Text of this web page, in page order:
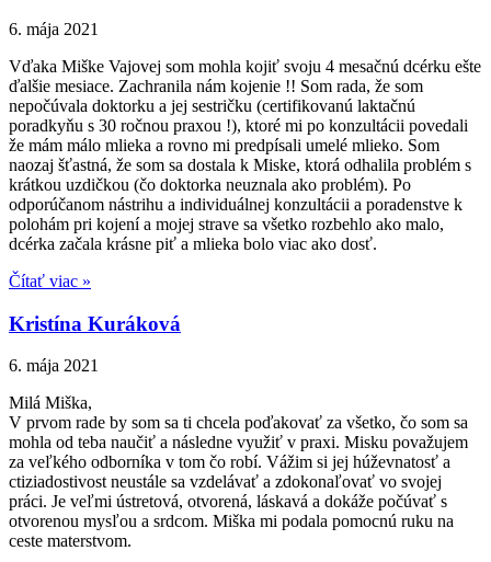
6. mája 2021
Vďaka Miške Vajovej som mohla kojiť svoju 4 mesačnú dcérku ešte
ďalšie mesiace. Zachranila nám kojenie !! Som rada, že som
nepočúvala doktorku a jej sestričku (certifikovanú laktačnú
poradkyňu s 30 ročnou praxou !), ktoré mi po konzultácii povedali
že mám málo mlieka a rovno mi predpísali umelé mlieko. Som
naozaj šťastná, že som sa dostala k Miske, ktorá odhalila problém s
krátkou uzdičkou (čo doktorka neuznala ako problém). Po
odporúčanom nástrihu a individuálnej konzultácii a poradenstve k
polohám pri kojení a mojej strave sa všetko rozbehlo ako malo,
dcérka začala krásne piť a mlieka bolo viac ako dosť.
Čítať viac »
Kristína Kuráková
6. mája 2021
Milá Miška,
V prvom rade by som sa ti chcela poďakovať za všetko, čo som sa
mohla od teba naučiť a následne využiť v praxi. Misku považujem
za veľkého odborníka v tom čo robí. Vážim si jej húževnatosť a
ctiziadostivost neustále sa vzdelávať a zdokonaľovať vo svojej
práci. Je veľmi ústretová, otvorená, láskavá a dokáže počúvať s
otvorenou mysľou a srdcom. Miška mi podala pomocnú ruku na
ceste materstvom.